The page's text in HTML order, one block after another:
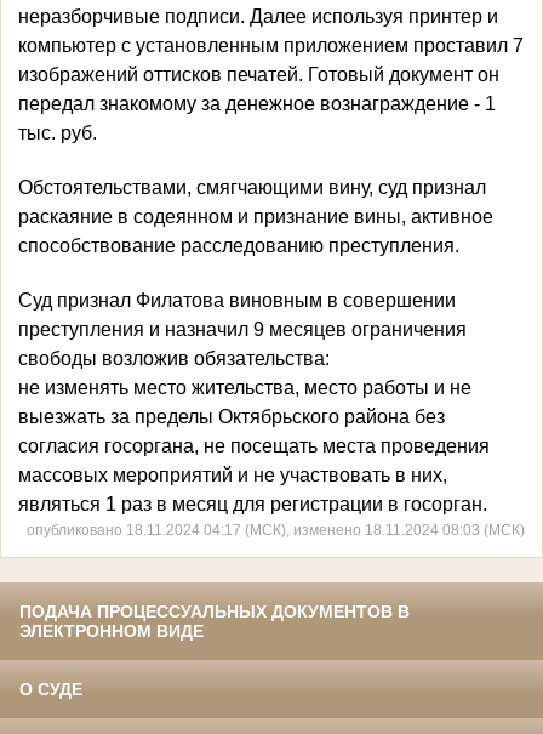
неразборчивые подписи. Далее используя принтер и
компьютер с установленным приложением проставил 7
изображений оттисков печатей. Готовый документ он
передал знакомому за денежное вознаграждение - 1
тыс. руб.
Обстоятельствами, смягчающими вину, суд признал
раскаяние в содеянном и признание вины, активное
способствование расследованию преступления.
Суд признал Филатова виновным в совершении
преступления и назначил 9 месяцев ограничения
свободы возложив обязательства:
не изменять место жительства, место работы и не
выезжать за пределы Октябрьского района без
согласия госоргана, не посещать места проведения
массовых мероприятий и не участвовать в них,
являться 1 раз в месяц для регистрации в госорган.
опубликовано 18.11.2024 04:17 (МСК), изменено 18.11.2024 08:03 (МСК)
ПОДАЧА ПРОЦЕССУАЛЬНЫХ ДОКУМЕНТОВ В
ЭЛЕКТРОННОМ ВИДЕ
О СУДЕ